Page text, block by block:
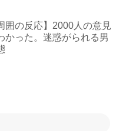
囲の反応】2000人の意見
かった。迷惑がられる男